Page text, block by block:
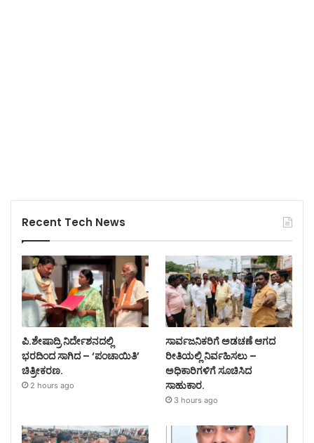
Recent Tech News
ಪಿ.ಶೇಷಾದ್ರಿ ನಿರ್ದೇಶನದಲ್ಲಿ
ಭರದಿಂದ ಸಾಗಿದ – ‘ಪಂಚಾಯಿತಿ’
ಚಿತ್ರೀಕರಣ.
2 hours ago
ಸಾರ್ವಜನಿಕರಿಗೆ ಅಡಚಣೆ ಆಗದ
ರೀತಿಯಲ್ಲಿ ನಿರ್ವಹಿಸಲು –
ಅಧಿಕಾರಿಗಳಿಗೆ ಸೂಚಿಸಿದ
ಸಾಹುಕಾರ.
3 hours ago